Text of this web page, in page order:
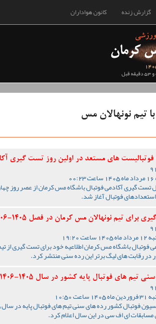
کانون هواداران گزارش زنده
تیم نونهالان مس
های مستعد در اولین روز تست گیری
تست گیری آکادمی فوتبال باشگاه مس کرمان از عصر روز
فوتبال آغاز شد.
برای تیم نونهالان مس کرمان در فصل 1405-1406
19:20
فوتبال باشگاه مس کرمان اطلاعیه خود برای تست گیری از
در رقابت های لیگ برتر این رده سنی منتشر کرد.
تیم های فوتبال پایه کشور در سال 1405-1406
10:50